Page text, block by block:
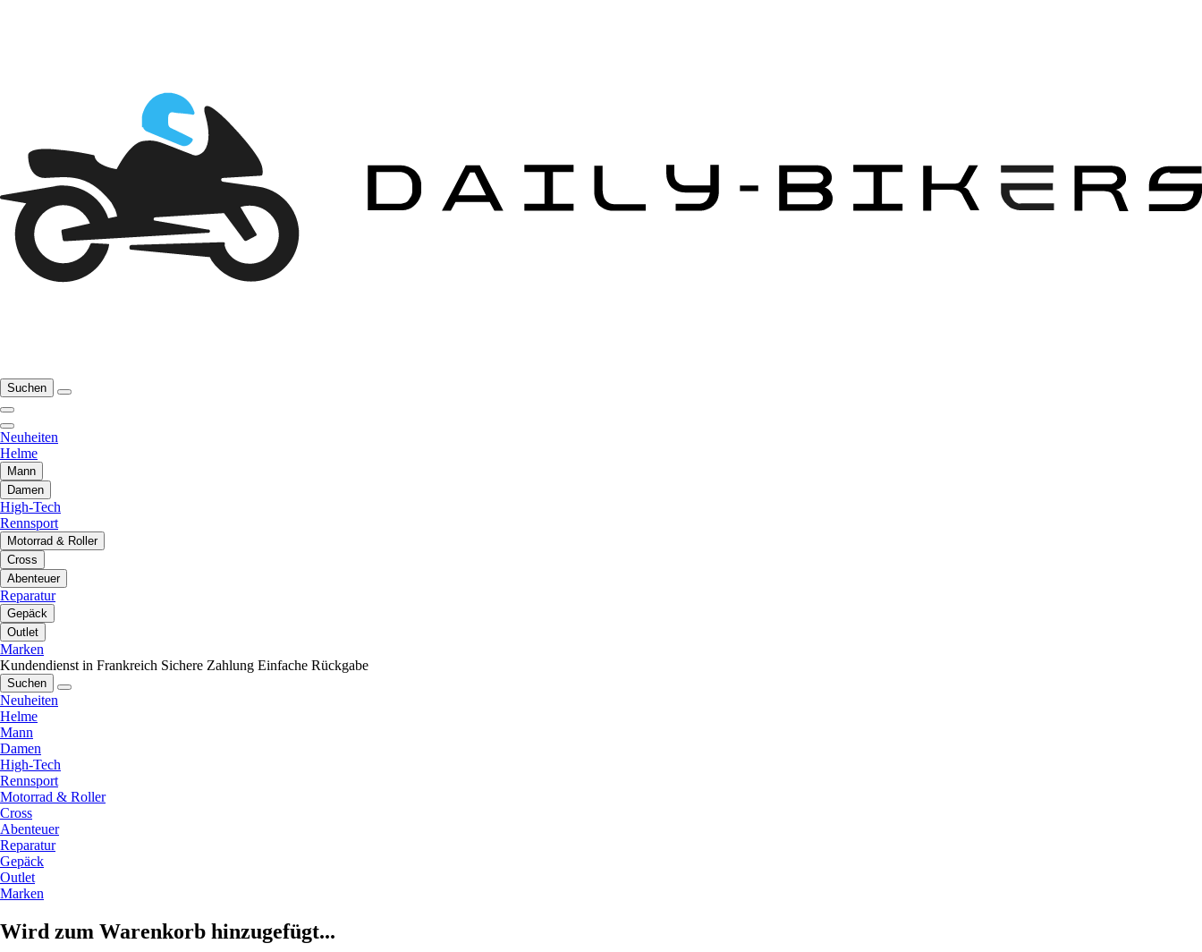
Suchen
Neuheiten
Helme
Mann
Damen
High-Tech
Rennsport
Motorrad & Roller
Cross
Abenteuer
Reparatur
Gepäck
Outlet
Marken
Kundendienst in Frankreich Sichere Zahlung Einfache Rückgabe
Suchen
Neuheiten
Helme
Mann
Damen
High-Tech
Rennsport
Motorrad & Roller
Cross
Abenteuer
Reparatur
Gepäck
Outlet
Marken
Wird zum Warenkorb hinzugefügt...